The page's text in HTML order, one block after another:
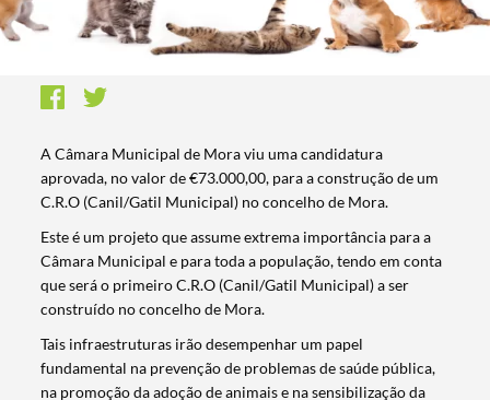
A Câmara Municipal de Mora viu uma candidatura
aprovada, no valor de €73.000,00, para a construção de um
C.R.O (Canil/Gatil Municipal) no concelho de Mora.
Este é um projeto que assume extrema importância para a
Câmara Municipal e para toda a população, tendo em conta
que será o primeiro C.R.O (Canil/Gatil Municipal) a ser
construído no concelho de Mora.
Tais infraestruturas irão desempenhar um papel
fundamental na prevenção de problemas de saúde pública,
na promoção da adoção de animais e na sensibilização da